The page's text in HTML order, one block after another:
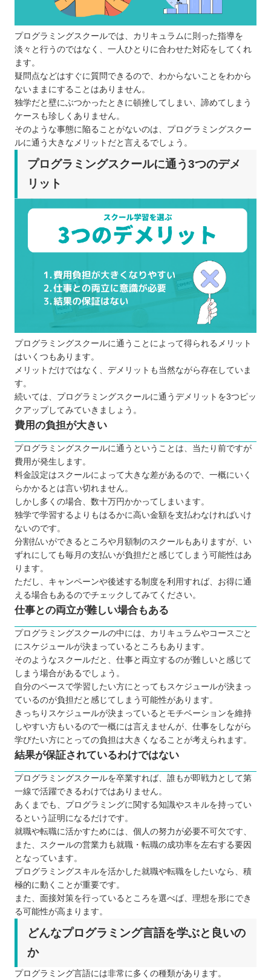
プログラミングスクールでは、カリキュラムに則った指導を
淡々と行うのではなく、一人ひとりに合わせた対応をしてくれ
ます。
疑問点などはすぐに質問できるので、わからないことをわから
ないままにすることはありません。
独学だと壁にぶつかったときに頓挫してしまい、諦めてしまう
ケースも珍しくありません。
そのような事態に陥ることがないのは、プログラミングスクー
ルに通う大きなメリットだと言えるでしょう。
プログラミングスクールに通う3つのデメ
リット
プログラミングスクールに通うことによって得られるメリット
はいくつもあります。
メリットだけではなく、デメリットも当然ながら存在していま
す。
続いては、プログラミングスクールに通うデメリットを3つピッ
クアップしてみていきましょう。
費用の負担が大きい
プログラミングスクールに通うということは、当たり前ですが
費用が発生します。
料金設定はスクールによって大きな差があるので、一概にいく
らかかるとは言い切れません。
しかし多くの場合、数十万円かかってしまいます。
独学で学習するよりもはるかに高い金額を支払わなければいけ
ないのです。
分割払いができるところや月額制のスクールもありますが、い
ずれにしても毎月の支払いが負担だと感じてしまう可能性はあ
ります。
ただし、キャンペーンや後述する制度を利用すれば、お得に通
える場合もあるのでチェックしてみてください。
仕事との両立が難しい場合もある
プログラミングスクールの中には、カリキュラムやコースごと
にスケジュールが決まっているところもあります。
そのようなスクールだと、仕事と両立するのが難しいと感じて
しまう場合があるでしょう。
自分のペースで学習したい方にとってもスケジュールが決まっ
ているのが負担だと感じてしまう可能性があります。
きっちりスケジュールが決まっているとモチベーションを維持
しやすい方もいるので一概には言えませんが、仕事をしながら
学びたい方にとっての負担は大きくなることが考えられます。
結果が保証されているわけではない
プログラミングスクールを卒業すれば、誰もが即戦力として第
一線で活躍できるわけではありません。
あくまでも、プログラミングに関する知識やスキルを持ってい
るという証明になるだけです。
就職や転職に活かすためには、個人の努力が必要不可欠です、
また、スクールの営業力も就職・転職の成功率を左右する要因
となっています。
プログラミングスキルを活かした就職や転職をしたいなら、積
極的に動くことが重要です。
また、面接対策を行っているところを選べば、理想を形にでき
る可能性が高まります。
どんなプログラミング言語を学ぶと良いの
か
プログラミング言語には非常に多くの種類があります。